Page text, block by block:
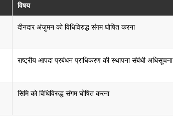
विषय
दीनदार अंजुमन को विधिविरुद्ध संगम घोषित करना
राष्ट्रीय आपदा प्रबंधन प्राधिकरण की स्थापना संबंधी अधिसूचना
सिमि को विधिविरुद्ध संगम घोषित करना